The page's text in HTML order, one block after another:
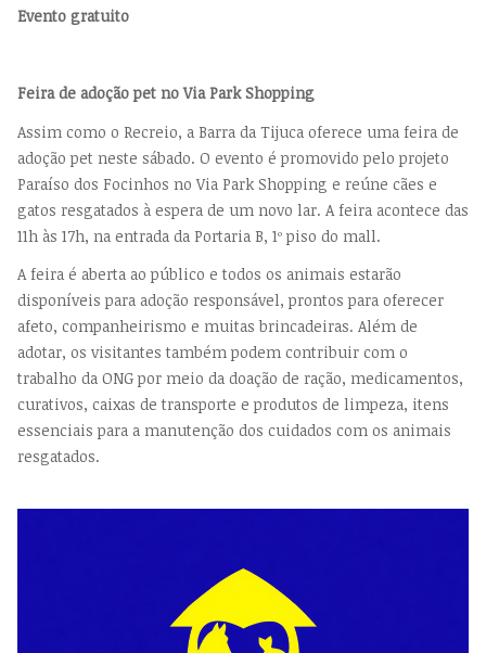
Evento gratuito
Feira de adoção pet no Via Park Shopping
Assim como o Recreio, a Barra da Tijuca oferece uma feira de
adoção pet neste sábado. O evento é promovido pelo projeto
Paraíso dos Focinhos no Via Park Shopping e reúne cães e
gatos resgatados à espera de um novo lar. A feira acontece das
11h às 17h, na entrada da Portaria B, 1º piso do mall.
A feira é aberta ao público e todos os animais estarão
disponíveis para adoção responsável, prontos para oferecer
afeto, companheirismo e muitas brincadeiras. Além de
adotar, os visitantes também podem contribuir com o
trabalho da ONG por meio da doação de ração, medicamentos,
curativos, caixas de transporte e produtos de limpeza, itens
essenciais para a manutenção dos cuidados com os animais
resgatados.